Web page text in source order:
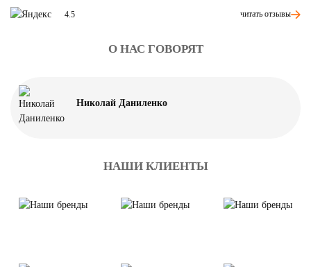
4.5 читать отзывы
О НАС ГОВОРЯТ
Николай Даниленко
НАШИ КЛИЕНТЫ